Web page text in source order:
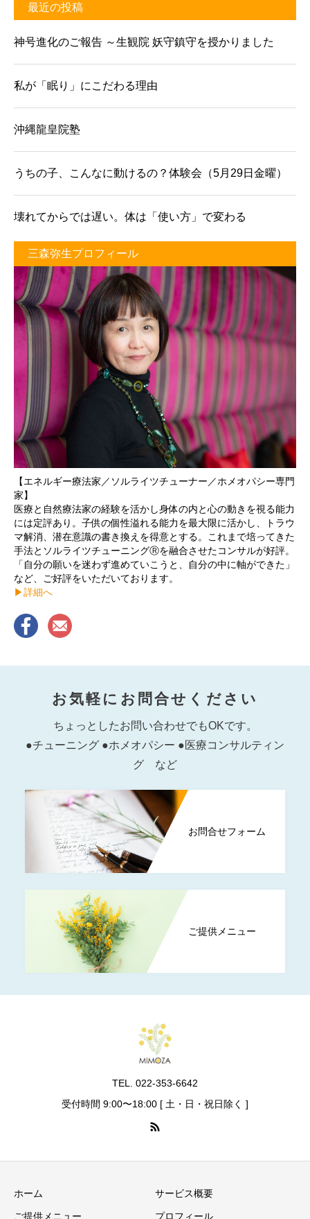
最近の投稿
神号進化のご報告 ～生観院 妖守鎮守を授かりました
私が「眠り」にこだわる理由
沖縄龍皇院塾
うちの子、こんなに動けるの？体験会（5月29日金曜）
壊れてからでは遅い。体は「使い方」で変わる
三森弥生プロフィール
【エネルギー療法家／ソルライツチューナー／ホメオパシー専門
家】
医療と自然療法家の経験を活かし身体の内と心の動きを視る能力
には定評あり。子供の個性溢れる能力を最大限に活かし、トラウ
マ解消、潜在意識の書き換えを得意とする。これまで培ってきた
手法とソルライツチューニングⓇを融合させたコンサルが好評。
「自分の願いを迷わず進めていこうと、自分の中に軸ができた」
など、ご好評をいただいております。
▶︎詳細へ
お気軽にお問合せください
ちょっとしたお問い合わせでもOKです。
●チューニング ●ホメオパシー ●医療コンサルティン
グ など
お問合せフォーム
ご提供メニュー
TEL. 022-353-6642
受付時間 9:00〜18:00 [ 土・日・祝日除く ]
ホーム サービス概要
ご提供メニュー プロフィール